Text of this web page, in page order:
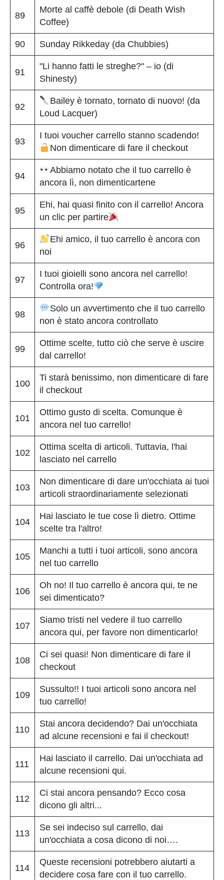
89
Morte al caffè debole (di Death Wish
Coffee)
90 Sunday Rikkeday (da Chubbies)
91
"Li hanno fatti le streghe?" – io (di
Shinesty)
92
Bailey è tornato, tornato di nuovo! (da
Loud Lacquer)
93
I tuoi voucher carrello stanno scadendo!
Non dimenticare di fare il checkout
94
Abbiamo notato che il tuo carrello è
ancora lì, non dimenticartene
95
Ehi, hai quasi finito con il carrello! Ancora
un clic per partire
96
Ehi amico, il tuo carrello è ancora con
noi
97
I tuoi gioielli sono ancora nel carrello!
Controlla ora!
98
Solo un avvertimento che il tuo carrello
non è stato ancora controllato
99
Ottime scelte, tutto ciò che serve è uscire
dal carrello!
100
Ti starà benissimo, non dimenticare di fare
il checkout
101
Ottimo gusto di scelta. Comunque è
ancora nel tuo carrello!
102
Ottima scelta di articoli. Tuttavia, l'hai
lasciato nel carrello
103
Non dimenticare di dare un'occhiata ai tuoi
articoli straordinariamente selezionati
104
Hai lasciato le tue cose lì dietro. Ottime
scelte tra l'altro!
105
Manchi a tutti i tuoi articoli, sono ancora
nel tuo carrello
106
Oh no! Il tuo carrello è ancora qui, te ne
sei dimenticato?
107
Siamo tristi nel vedere il tuo carrello
ancora qui, per favore non dimenticarlo!
108
Ci sei quasi! Non dimenticare di fare il
checkout
109
Sussulto!! I tuoi articoli sono ancora nel
tuo carrello!
110
Stai ancora decidendo? Dai un'occhiata
ad alcune recensioni e fai il checkout!
111
Hai lasciato il carrello. Dai un'occhiata ad
alcune recensioni qui.
112
Ci stai ancora pensando? Ecco cosa
dicono gli altri...
113
Se sei indeciso sul carrello, dai
un'occhiata a cosa dicono di noi….
114
Queste recensioni potrebbero aiutarti a
decidere cosa fare con il tuo carrello.